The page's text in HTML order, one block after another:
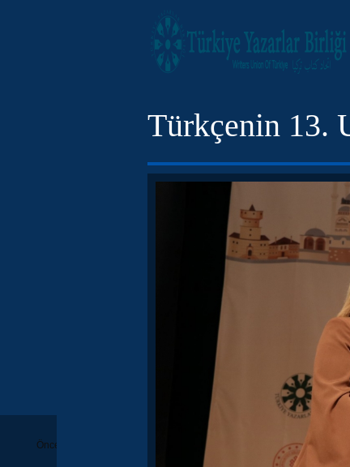
Önceki
Türkçenin 13.